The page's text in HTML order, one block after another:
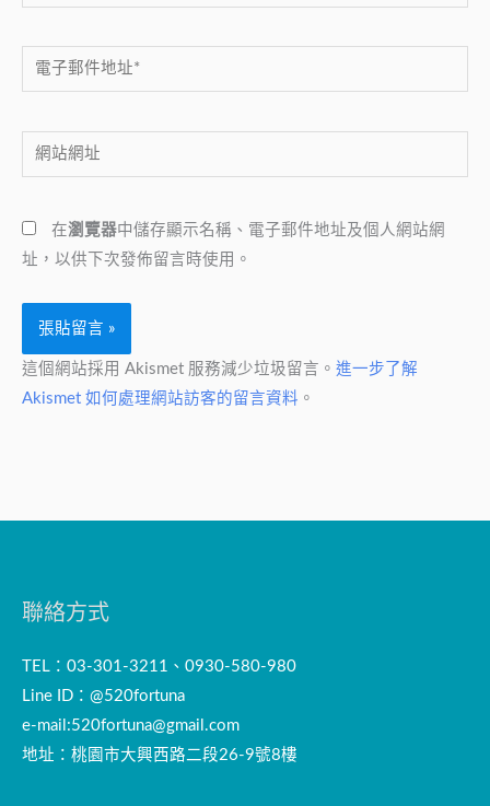
電
子
件
地
*
網
站
址
在瀏覽器中儲存顯示名稱、電子郵件地址及個人網站網
址，以供下次發佈留言時使用。
這個網站採用 Akismet 服務減少垃圾留言。 進一步了解
Akismet 如何處理網站訪客的留言資料 。
聯絡方式
TEL：03-301-3211、0930-580-980
Line ID：@520fortuna
e-mail:520fortuna@gmail.com
地址：桃園市大興西路二段26-9號8樓